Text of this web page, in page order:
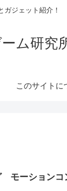
ガジェット紹介！
ム研究
このサイトに
モーションコ